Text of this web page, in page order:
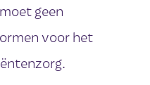
geen
voor het